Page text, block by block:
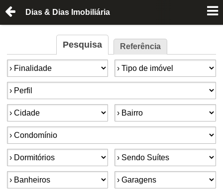
Dias & Dias Imobiliária
Pesquisa Referência
Finalidade: Tipo de imóvel:
Perfil:
Cidade: Bairro:
Condomínios:
Dormitórios: Suítes:
Banheiros: Garagens: